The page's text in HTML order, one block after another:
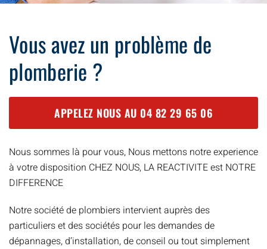
Vous avez un problème de
plomberie ?
APPELEZ NOUS AU 04 82 29 65 06
Nous sommes là pour vous, Nous mettons notre experience
à votre disposition CHEZ NOUS, LA REACTIVITE est NOTRE
DIFFERENCE
Notre société de plombiers intervient auprès des
particuliers et des sociétés pour les demandes de
dépannages, d’installation, de conseil ou tout simplement